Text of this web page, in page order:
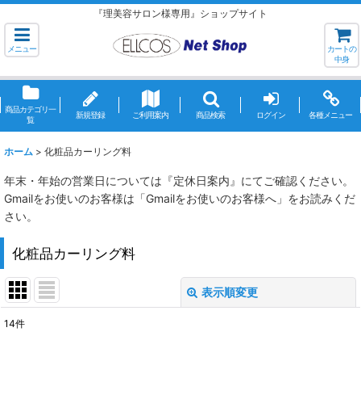
『理美容サロン様専用』ショップサイト
メニュー
カートの
中身
商品カテゴリ一
覧
新規登録 ご利用案内 商品検索 ログイン 各種メニュー
ホーム > 化粧品カーリング料
年末・年始の営業日については『定休日案内』にてご確認ください。
Gmailをお使いのお客様は「Gmailをお使いのお客様へ」をお読みくだ
さい。
化粧品カーリング料
表示順変更
14件